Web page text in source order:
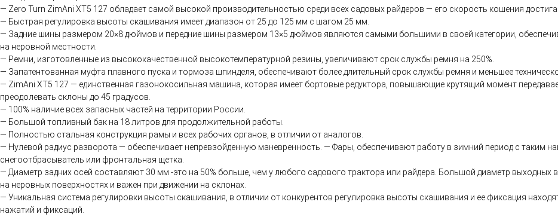
— Zero Turn ZimAni XT5 127 обладает самой высокой производительностью среди всех садовых райдеров — его скорость кошения
— Быстрая регулировка высоты скашивания имеет диапазон от 25 до 125 мм с шагом 25 мм.
— Задние шины размером 20×8 дюймов и передние шины размером 13×5 дюймов являются самыми большими в своей категории,
на неровной местности.
— Ремни, изготовленные из высококачественной высокотемпературной резины, увеличивают срок службы ремня на 250%.
— Запатентованная муфта плавного пуска и тормоза шпинделя, обеспечивают более длительный срок службы ремня и меньшее
— ZimAni XT5 127 — единственная газонокосильная машина, которая имеет бортовые редуктора, повышающие крутящий момент
преодолевать склоны до 45 градусов.
— 100% наличие всех запасных частей на территории России.
— Большой топливный бак на 18 литров для продолжительной работы.
— Полностью стальная конструкция рамы и всех рабочих органов, в отличии от аналогов.
— Нулевой радиус разворота — обеспечивает непревзойденную маневренность. — Фары, обеспечивают работу в зимний период с таким
снегоотбрасыватель или фронтальная щетка.
— Диаметр задних осей составляют 30 мм -это на 50% больше, чем у любого садового трактора или райдера. Большой диаметр выходных
на неровных поверхностях и важен при движении на склонах.
— Уникальная система регулировки высоты скашивания, в отличии от конкурентов регулировка высоты скашивания и ее фиксация
нажатий и фиксаций.